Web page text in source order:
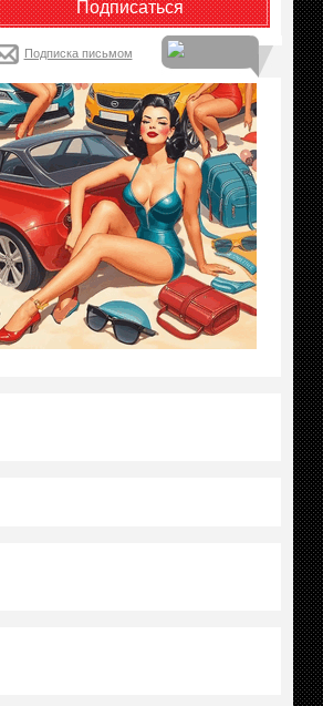
Подписка письмом